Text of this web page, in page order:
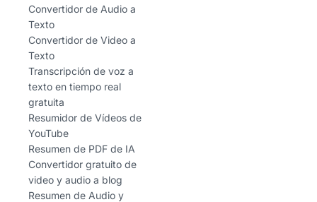
Convertidor de Audio a
Texto
Convertidor de Video a
Texto
Transcripción de voz a
texto en tiempo real
gratuita
Resumidor de Vídeos de
YouTube
Resumen de PDF de IA
Convertidor gratuito de
video y audio a blog
Resumen de Audio y